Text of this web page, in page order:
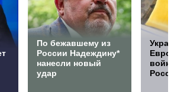
По бежавшему из
России Надеждину*
нанесли новый
удар